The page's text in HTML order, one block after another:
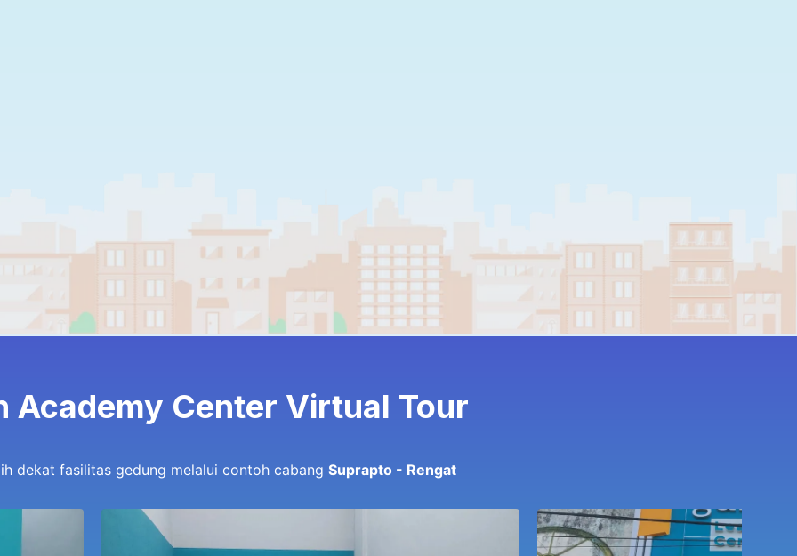
Academy Center Virtual Tour
dekat fasilitas gedung melalui contoh cabang Suprapto - Rengat